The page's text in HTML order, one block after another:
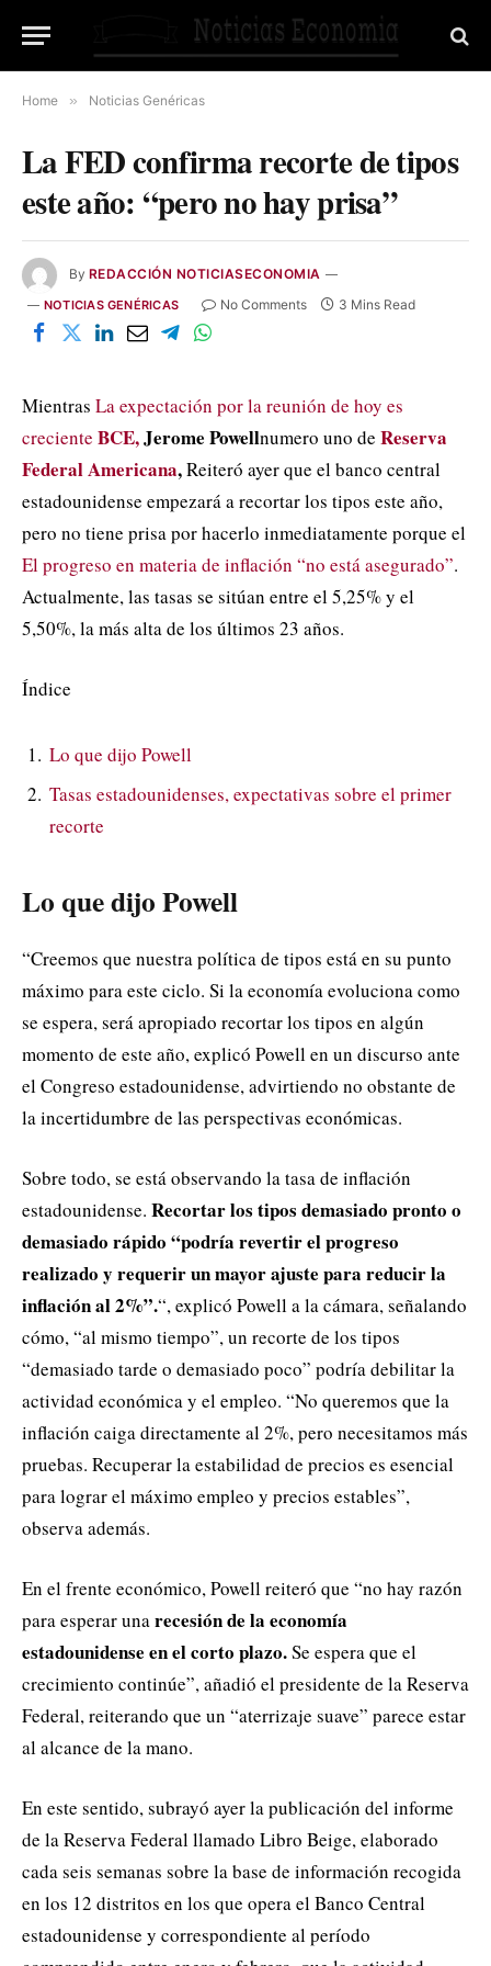
Home » Noticias Genéricas
La FED confirma recorte de tipos
este año: “pero no hay prisa”
By REDACCIÓN NOTICIASECONOMIA
NOTICIAS GENÉRICAS No Comments 3 Mins Read
Mientras La expectación por la reunión de hoy es
creciente BCE,Jerome Powellnumero uno de Reserva
Federal Americana,Reiteró ayer que el banco central
estadounidense empezará a recortar los tipos este año,
pero no tiene prisa por hacerlo inmediatamente porque el
El progreso en materia de inflación “no está asegurado”.
Actualmente, las tasas se sitúan entre el 5,25% y el
5,50%, la más alta de los últimos 23 años.
Índice
Lo que dijo Powell
Tasas estadounidenses, expectativas sobre el primer
recorte
Lo que dijo Powell
“Creemos que nuestra política de tipos está en su punto
máximo para este ciclo. Si la economía evoluciona como
se espera, será apropiado recortar los tipos en algún
momento de este año, explicó Powell en un discurso ante
el Congreso estadounidense, advirtiendo no obstante de
la incertidumbre de las perspectivas económicas.
Sobre todo, se está observando la tasa de inflación
estadounidense. Recortar los tipos demasiado pronto o
demasiado rápido “podría revertir el progreso
realizado y requerir un mayor ajuste para reducir la
inflación al 2%”.“, explicó Powell a la cámara, señalando
cómo, “al mismo tiempo”, un recorte de los tipos
“demasiado tarde o demasiado poco” podría debilitar la
actividad económica y el empleo. “No queremos que la
inflación caiga directamente al 2%, pero necesitamos más
pruebas. Recuperar la estabilidad de precios es esencial
para lograr el máximo empleo y precios estables”,
observa además.
En el frente económico, Powell reiteró que “no hay razón
para esperar unarecesión de la economía
estadounidense en el corto plazo.Se espera que el
crecimiento continúe”, añadió el presidente de la Reserva
Federal, reiterando que un “aterrizaje suave” parece estar
al alcance de la mano.
En este sentido, subrayó ayer la publicación del informe
de la Reserva Federal llamado Libro Beige, elaborado
cada seis semanas sobre la base de información recogida
en los 12 distritos en los que opera el Banco Central
estadounidense y correspondiente al período